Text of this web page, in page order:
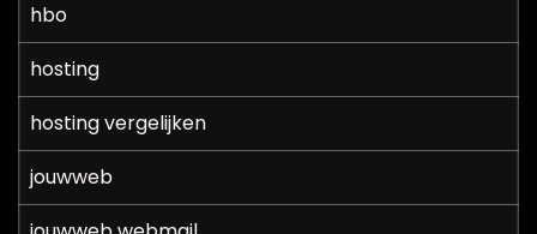
hbo
hosting
hosting vergelijken
jouwweb